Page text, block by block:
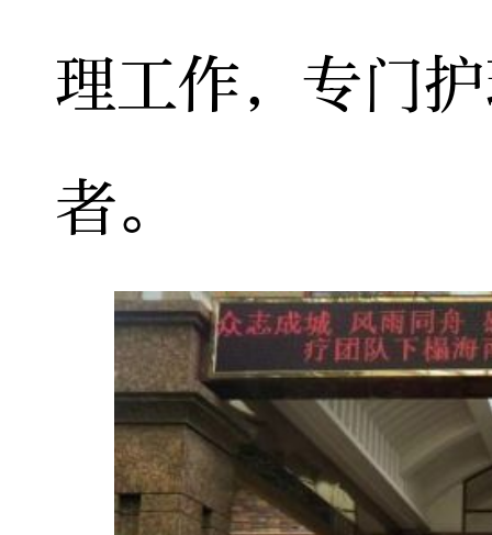
理工作，专门
者。